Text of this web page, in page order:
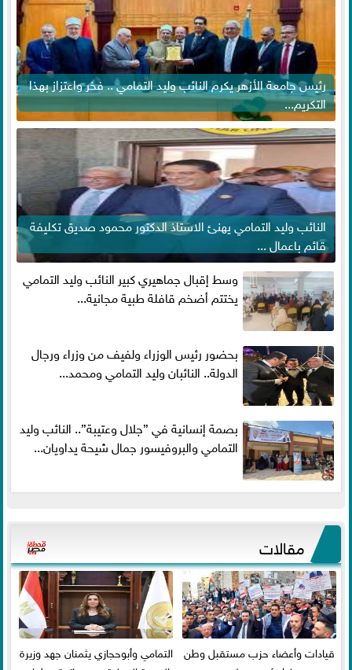
رئيس جامعة الأزهر يكرم النائب وليد التمامي .. فخر واعتزاز بهذا
التكريم...
النائب وليد التمامي يهنئ الاستاذ الدكتور محمود صديق تكليفة
قائم باعمال ...
وسط إقبال جماهيري كبير النائب وليد التمامي
يختتم أضخم قافلة طبية مجانية...
بحضور رئيس الوزراء ولفيف من وزراء ورجال
الدولة.. النائبان وليد التمامي ومحمد...
بصمة إنسانية في ”جلال وعتيبة”.. النائب وليد
التمامي والبروفيسور جمال شيحة يداويان...
مقالات
قيادات وأعضاء حزب مستقبل وطن التمامي وأبوحجازي يثمنان جهد وزيرة